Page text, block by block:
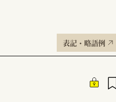
表記・略語例